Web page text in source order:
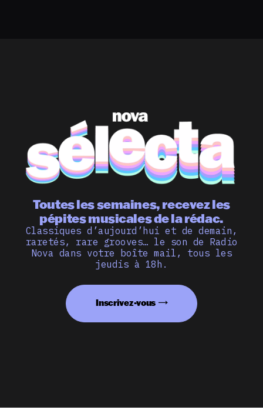
Toutes les semaines, recevez les
pépites musicales de la rédac.
Classiques d’aujourd’hui et de demain,
raretés, rare grooves… le son de Radio
Nova dans votre boîte mail, tous les
jeudis à 18h.
Inscrivez-vous